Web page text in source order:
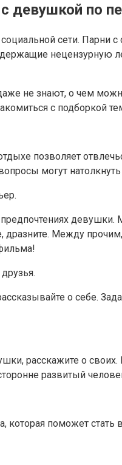
девушкой по
сети.
не знают, о чем
с подборкой
позволяет
могут
дразните. Между
о себе.
расскажите о
развитый
которая поможет